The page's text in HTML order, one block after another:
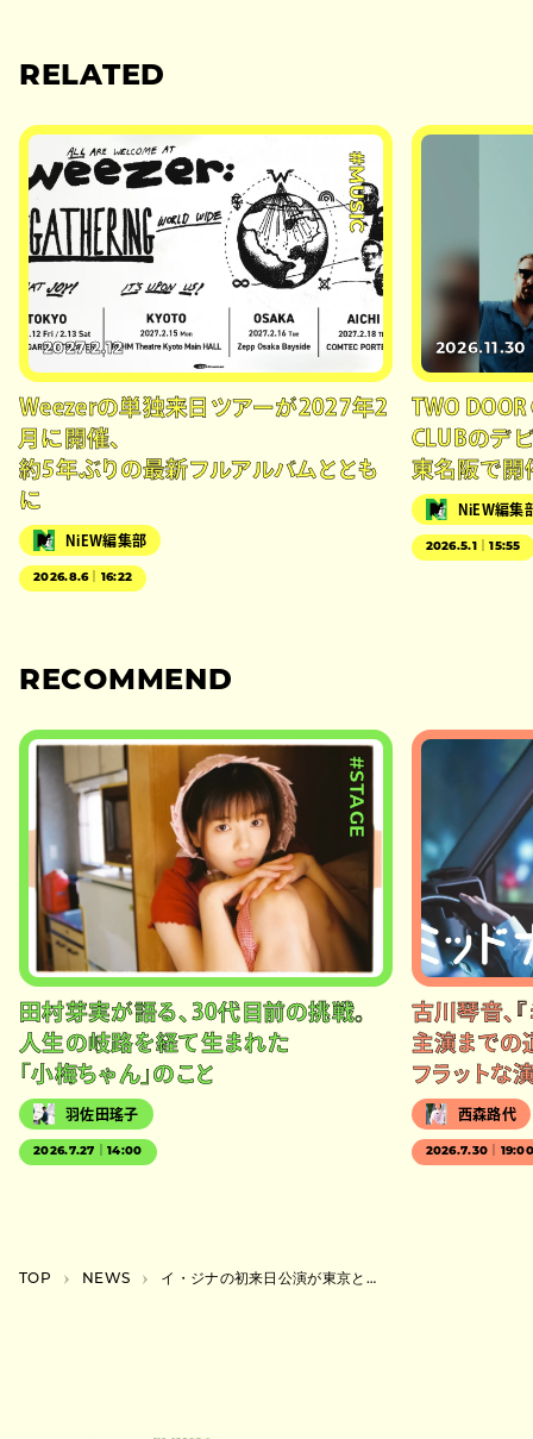
RELATED
#MUSIC
2027.2.12
Weezerの単独来日ツアーが2027年2
月に開催、
約5年ぶりの最新フルアルバムととも
に
NiEW編集部
2026.8.6｜16:22
2026.11.30
TWO
CLUBのデ
東名阪で開
NiEW編集
2026.5.1｜15:55
RECOMMEND
#STAGE
田村芽実が語る、30代目前の挑戦。
人生の岐路を経て生まれた
「小梅ちゃん」のこと
羽佐田瑤子
2026.7.27｜14:00
古川琴音、
主演までの
フラットな
西森路代
2026.7.30｜
TOP NEWS イ・ジナの初来日公演が東京と大阪で開催、韓国『K-POP STAR 4』で絶賛されたSSW